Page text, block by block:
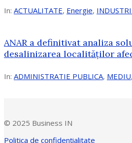
In: ACTUALITATE, Energie,
ANAR a definitivat analiza
desalinizarea localităților
In: ADMINISTRATIE PUBLICA, MEDIU,
© 2025 Business IN
Politica de confidențialitate